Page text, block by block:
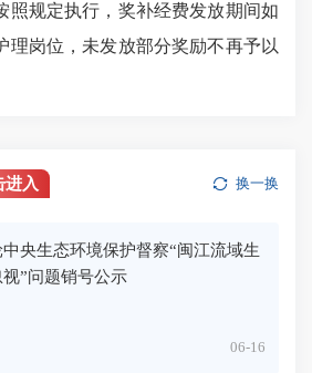
照规定执行，奖补经费发放期间如
理岗位，未发放部分奖励不再予以
进入 换一换
央生态环境保护督察“闽江流域生
”问题销号公示
06-16